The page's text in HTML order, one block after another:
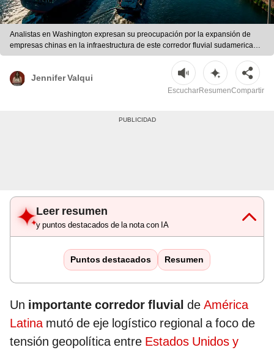
Analistas en Washington expresan su preocupación por la expansión de
empresas chinas en la infraestructura de este corredor fluvial sudamericano,
vital para el comercio global. | Ilustración con IA/ChatGPT/CDN
Jennifer Valqui
EscucharResumenCompartir
Leer resumen
y puntos destacados de la nota con IA
Puntos destacados Resumen
Un importante corredor fluvial de América
Latinamutó de eje logístico regional a foco de
tensión geopolítica entre Estados Unidos y